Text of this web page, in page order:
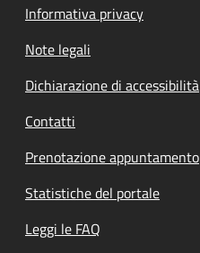
Informativa privacy
Note legali
Dichiarazione di accessibilità
Contatti
Prenotazione appuntamento
Statistiche del portale
Leggi le FAQ